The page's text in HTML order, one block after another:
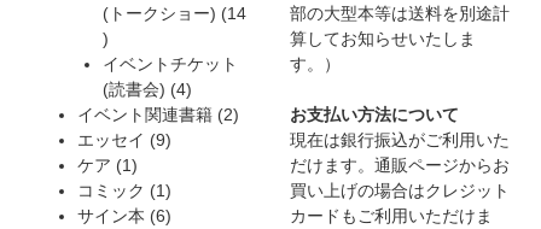
商
の
(トークショー)
14
14
個
の
商
品
イベントチケット
(読書会)
44
個
イベント関連書籍 22
エッセイ 99
の
商
ケア 11
個
の
コミック 11
個
サイン本 66
部の大型本等は送料を別途計
算してお知らせいたしま
す。）
お支払い方法について
現在は銀行振込がご利用いた
だけます。通販ページからお
買い上げの場合はクレジット
カードもご利用いただけま